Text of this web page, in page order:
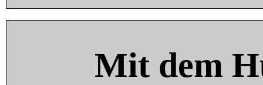
Mit dem